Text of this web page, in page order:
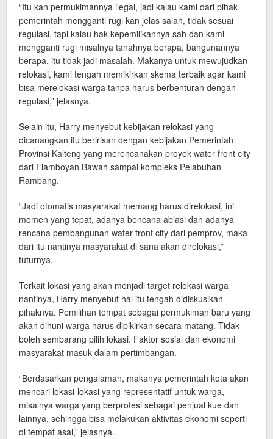
“Itu kan permukimannya ilegal, jadi kalau kami dari pihak
pemerintah mengganti rugi kan jelas salah, tidak sesuai
regulasi, tapi kalau hak kepemilikannya sah dan kami
mengganti rugi misalnya tanahnya berapa, bangunannya
berapa, itu tidak jadi masalah. Makanya untuk mewujudkan
relokasi, kami tengah memikirkan skema terbaik agar kami
bisa merelokasi warga tanpa harus berbenturan dengan
regulasi,” jelasnya.
Selain itu, Harry menyebut kebijakan relokasi yang
dicanangkan itu beririsan dengan kebijakan Pemerintah
Provinsi Kalteng yang merencanakan proyek water front city
dari Flamboyan Bawah sampai kompleks Pelabuhan
Rambang.
“Jadi otomatis masyarakat memang harus direlokasi, ini
momen yang tepat, adanya bencana ablasi dan adanya
rencana pembangunan water front city dari pemprov, maka
dari itu nantinya masyarakat di sana akan direlokasi,”
tuturnya.
Terkait lokasi yang akan menjadi target relokasi warga
nantinya, Harry menyebut hal itu tengah didiskusikan
pihaknya. Pemilihan tempat sebagai permukiman baru yang
akan dihuni warga harus dipikirkan secara matang. Tidak
boleh sembarang pilih lokasi. Faktor sosial dan ekonomi
masyarakat masuk dalam pertimbangan.
“Berdasarkan pengalaman, makanya pemerintah kota akan
mencari lokasi-lokasi yang representatif untuk warga,
misalnya warga yang berprofesi sebagai penjual kue dan
lainnya, sehingga bisa melakukan aktivitas ekonomi seperti
di tempat asal,” jelasnya.